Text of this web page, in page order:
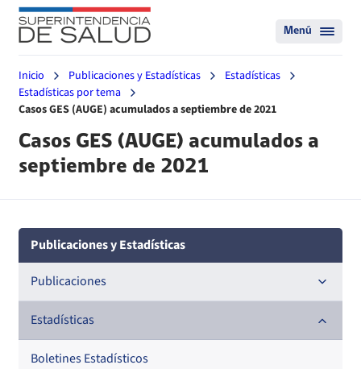
Menú
Inicio Publicaciones y Estadísticas
Estadísticas
Estadísticas por tema
Casos GES (AUGE) acumulados a septiembre de 2021
Casos GES (AUGE) acumulados a
septiembre de 2021
Publicaciones y Estadísticas
Publicaciones
Documentos de trabajo
Documentos metodológicos
Estadísticas
Boletines Estadísticos